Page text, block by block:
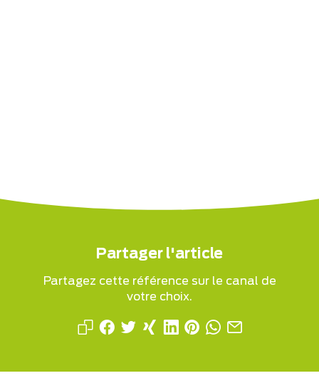
Partager l'article
Partagez cette référence sur le canal de
votre choix.